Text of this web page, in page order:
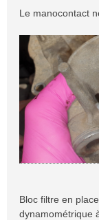
Le manocontact
Bloc filtre en
dynamométrique